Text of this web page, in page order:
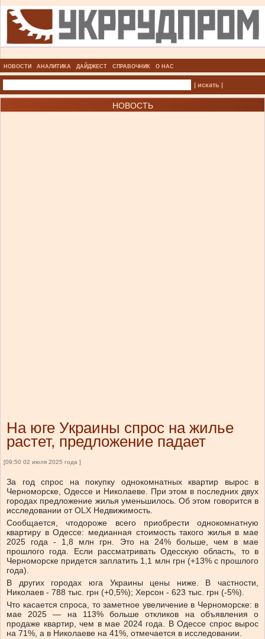
НОВОСТИ АНАЛИТИКА ДАЙДЖЕСТ СПРАВОЧНИК О НАС
| искать |
НОВОСТЬ
На юге Украины спрос на жилье
растет, предложение падает
[09:50 02 июля 2025 года ]
За год спрос на покупку однокомнатных квартир вырос в
Черноморске, Одессе и Николаеве. При этом в последних двух
городах предложение жилья уменьшилось. Об этом говорится в
исследовании от OLX Недвижимость.
Сообщается, чтодороже всего приобрести однокомнатную
квартиру вОдессе: медианная стоимость такого жилья в мае
2025 года - 1,8 млн грн. Это на 24% больше, чем в мае
прошлого года. Если рассматривать Одесскую область, то в
Черноморске придется заплатить 1,1 млн грн (+13% с прошлого
года).
В других городах юга Украины цены ниже. В частности,
Николаев - 788 тыс. грн (+0,5%); Херсон - 623 тыс. грн (-5%).
Что касается спроса, то заметное увеличение в Черноморске: в
мае 2025 — на 113% больше откликов на объявления о
продаже квартир, чем в мае 2024 года. В Одессе спрос вырос
на 71%, а в Николаеве на 41%, отмечается в исследовании.